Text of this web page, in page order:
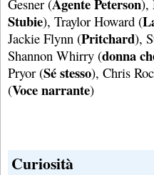
Gesner ( ),
Stubie), Traylor Howard (
Jackie Flynn (Pritchard),
Shannon Whirry (donna
Pryor (Sé stesso), Chris
(Voce narrante)
Curiosità